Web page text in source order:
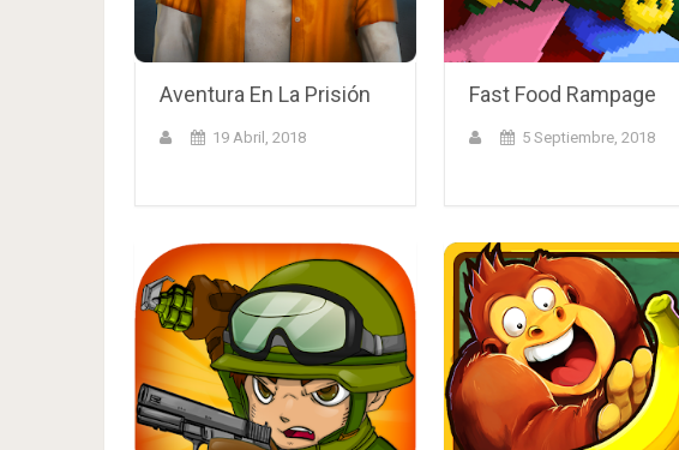
Aventura En La Prisión
19 Abril, 2018
Fast Food Rampage
5 Septiembre, 2018